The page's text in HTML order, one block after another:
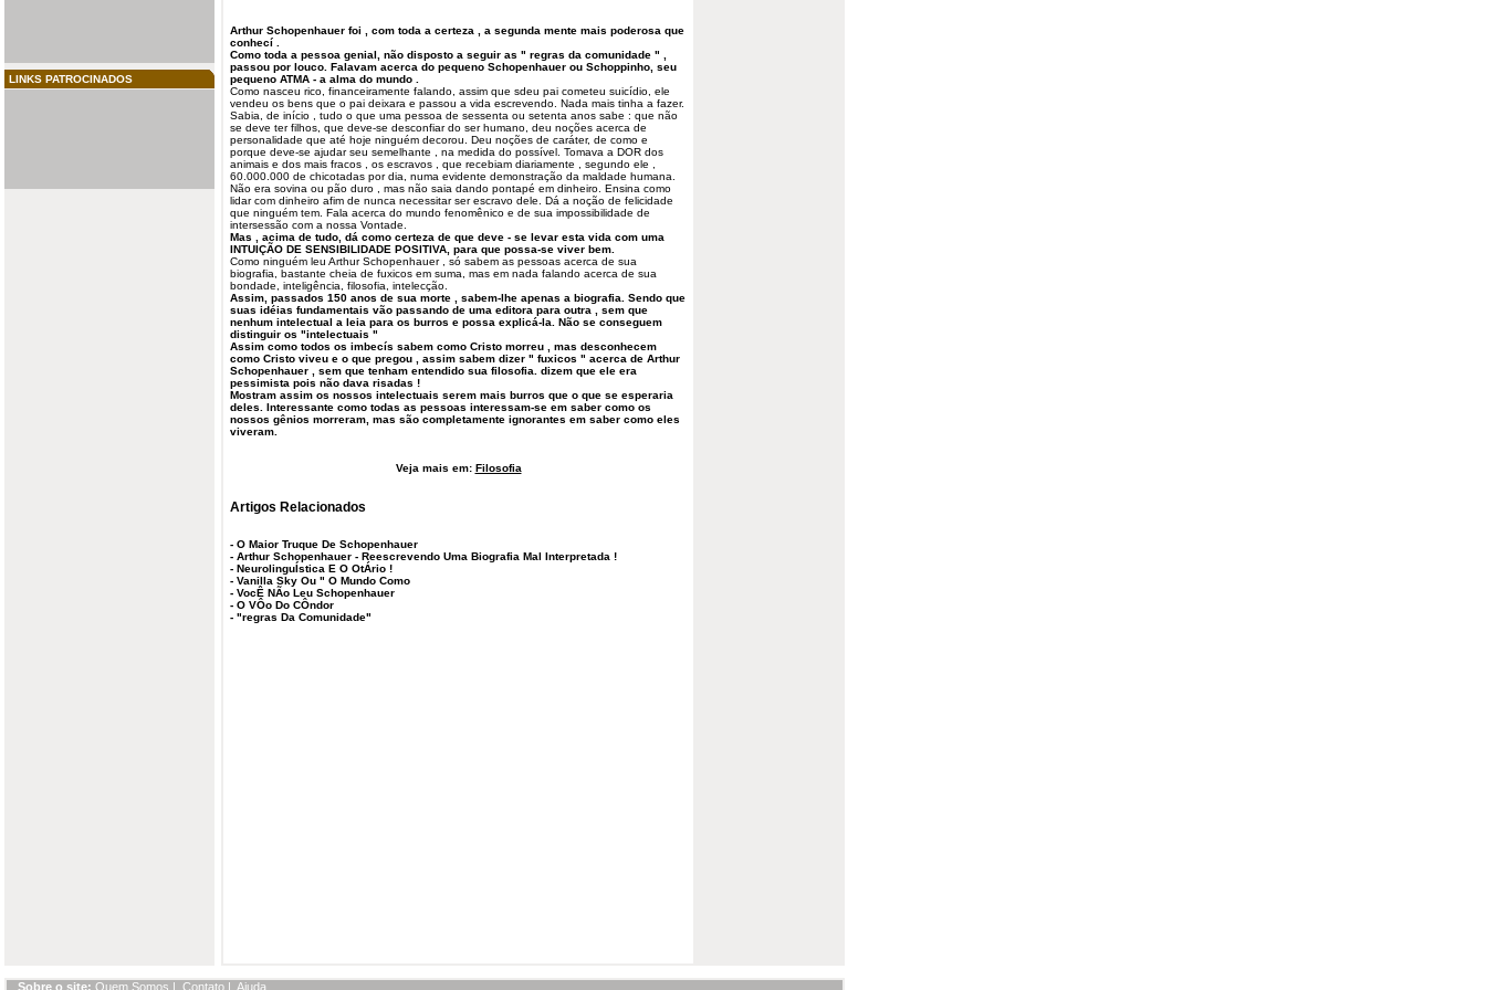
LINKS PATROCINADOS
Arthur Schopenhauer foi , com toda a certeza , a segunda mente mais poderosa que
conhecí .
Como toda a pessoa genial, não disposto a seguir as " regras da comunidade " ,
passou por louco. Falavam acerca do pequeno Schopenhauer ou Schoppinho, seu
pequeno ATMA - a alma do mundo .
Como nasceu rico, financeiramente falando, assim que sdeu pai cometeu suicídio, ele
vendeu os bens que o pai deixara e passou a vida escrevendo. Nada mais tinha a fazer.
Sabia, de início , tudo o que uma pessoa de sessenta ou setenta anos sabe : que não
se deve ter filhos, que deve-se desconfiar do ser humano, deu noções acerca de
personalidade que até hoje ninguém decorou. Deu noções de caráter, de como e
porque deve-se ajudar seu semelhante , na medida do possível. Tomava a DOR dos
animais e dos mais fracos , os escravos , que recebiam diariamente , segundo ele ,
60.000.000 de chicotadas por dia, numa evidente demonstração da maldade humana.
Não era sovina ou pão duro , mas não saia dando pontapé em dinheiro. Ensina como
lidar com dinheiro afim de nunca necessitar ser escravo dele. Dá a noção de felicidade
que ninguém tem. Fala acerca do mundo fenomênico e de sua impossibilidade de
intersessão com a nossa Vontade.
Mas , acima de tudo, dá como certeza de que deve - se levar esta vida com uma
INTUIÇÃO DE SENSIBILIDADE POSITIVA, para que possa-se viver bem.
Como ninguém leu Arthur Schopenhauer , só sabem as pessoas acerca de sua
biografia, bastante cheia de fuxicos em suma, mas em nada falando acerca de sua
bondade, inteligência, filosofia, intelecção.
Assim, passados 150 anos de sua morte , sabem-lhe apenas a biografia. Sendo que
suas idéias fundamentais vão passando de uma editora para outra , sem que
nenhum intelectual a leia para os burros e possa explicá-la. Não se conseguem
distinguir os "intelectuais "
Assim como todos os imbecís sabem como Cristo morreu , mas desconhecem
como Cristo viveu e o que pregou , assim sabem dizer " fuxicos " acerca de Arthur
Schopenhauer , sem que tenham entendido sua filosofia. dizem que ele era
pessimista pois não dava risadas !
Mostram assim os nossos intelectuais serem mais burros que o que se esperaria
deles. Interessante como todas as pessoas interessam-se em saber como os
nossos gênios morreram, mas são completamente ignorantes em saber como eles
viveram.
Veja mais em: Filosofia
Artigos Relacionados
- O Maior Truque De Schopenhauer
- Arthur Schopenhauer - Reescrevendo Uma Biografia Mal Interpretada !
- NeurolinguÍstica E O OtÁrio !
- Vanilla Sky Ou " O Mundo Como
- VocÊ NÃo Leu Schopenhauer
- O VÔo Do CÔndor
- "regras Da Comunidade"
Sobre o site: Quem Somos | Contato | Ajuda